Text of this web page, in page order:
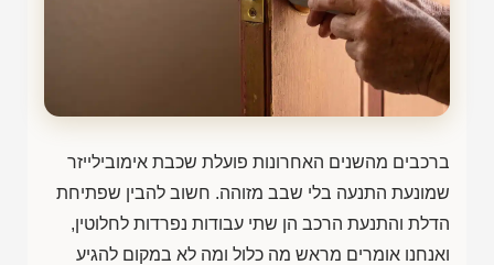
ברכבים מהשנים האחרונות פועלת שכבת אימובילייזר
שמונעת התנעה בלי שבב מזוהה. חשוב להבין שפתיחת
הדלת והתנעת הרכב הן שתי עבודות נפרדות לחלוטין,
ואנחנו אומרים מראש מה כלול ומה לא במקום להגיע